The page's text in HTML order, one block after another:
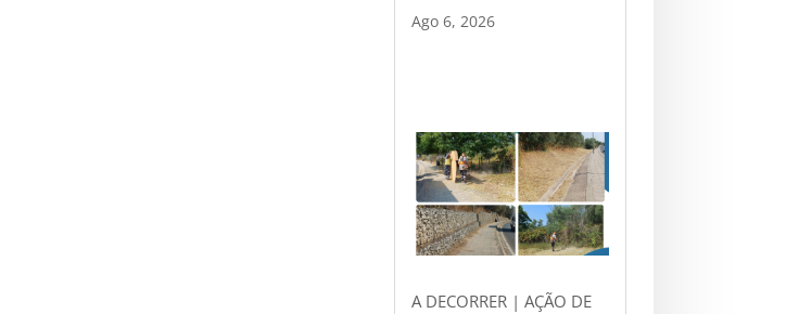
Ago 6, 2026
A DECORRER | AÇÃO DE